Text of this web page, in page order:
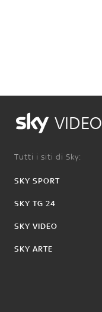
VIDEO
Tutti i siti di Sky:
SKY SPORT
SKY TG 24
SKY VIDEO
SKY ARTE